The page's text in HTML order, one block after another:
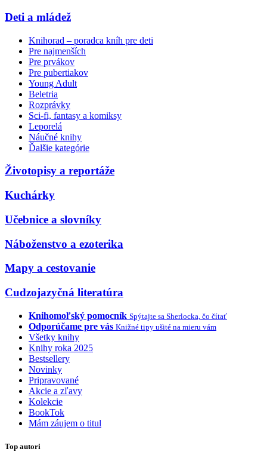
Deti a mládež
Knihorad – poradca kníh pre deti
Pre najmenších
Pre prvákov
Pre pubertiakov
Young Adult
Beletria
Rozprávky
Sci-fi, fantasy a komiksy
Leporelá
Náučné knihy
Ďalšie kategórie
Životopisy a reportáže
Kuchárky
Učebnice a slovníky
Náboženstvo a ezoterika
Mapy a cestovanie
Cudzojazyčná literatúra
Knihomoľský pomocník Spýtajte sa Sherlocka, čo čítať
Odporúčame pre vás Knižné tipy ušité na mieru vám
Všetky knihy
Knihy roka 2025
Bestsellery
Novinky
Pripravované
Akcie a zľavy
Kolekcie
BookTok
Mám záujem o titul
Top autori